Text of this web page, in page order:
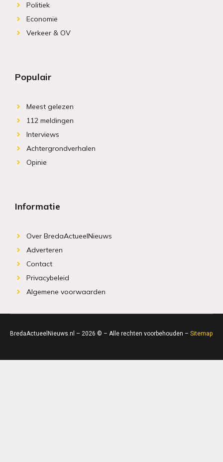
Politiek
Economie
Verkeer & OV
Populair
Meest gelezen
112 meldingen
Interviews
Achtergrondverhalen
Opinie
Informatie
Over BredaActueelNieuws
Adverteren
Contact
Privacybeleid
Algemene voorwaarden
BredaActueelNieuws.nl – 2026 © – Alle rechten voorbehouden – Sitemap